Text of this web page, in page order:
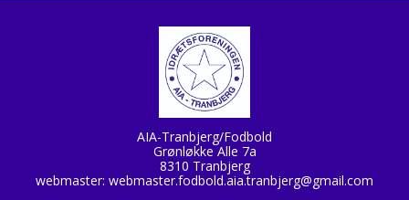
AIA-Tranbjerg/Fodbold
Grønløkke Alle 7a
8310 Tranbjerg
webmaster: webmaster.fodbold.aia.tranbjerg@gmail.com